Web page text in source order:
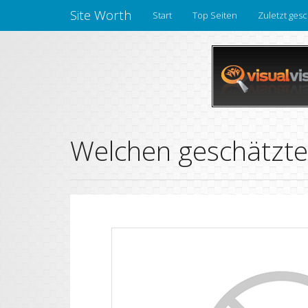
Site Worth Start Top Seiten Zuletzt
Welchen